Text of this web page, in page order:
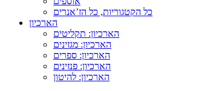
כל הקטגוריות, כל הז’אנרים
הארכיון
הארכיון: תקליטים
הארכיון: מגזינים
הארכיון: ספרים
הארכיון: פנזינים
הארכיון: להיטון